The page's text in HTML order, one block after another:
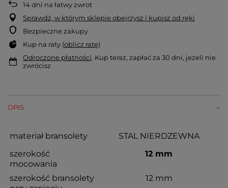
14dni na łatwy zwrot
Sprawdź, w którym sklepie obejrzysz i kupisz od ręki
Bezpieczne zakupy
Kup na raty (oblicz ratę)
Odroczone płatności. Kup teraz, zapłać za 30 dni, jeżeli nie
zwrócisz
OPIS
materiał bransolety
STAL NIERDZEWNA
szerokość
mocowania
12 mm
szerokość bransolety
12 mm